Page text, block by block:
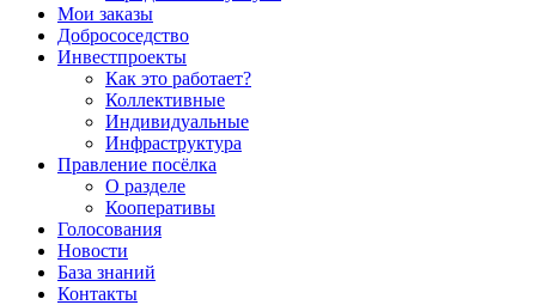
Мои заказы
Добрососедство
Инвестпроекты
Как это работает?
Коллективные
Индивидуальные
Инфраструктура
Правление посёлка
О разделе
Кооперативы
Голосования
Новости
База знаний
Контакты